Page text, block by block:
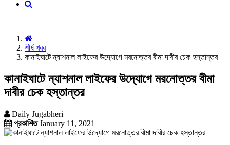
শীর্ষ খবর
কানাইঘাটে ন্যাশনাল লাইফের উদ্যোগে মরনোত্তর বীমা দাবীর চেক হস্তান্তর
কানাইঘাটে ন্যাশনাল লাইফের উদ্যোগে মরনোত্তর বীমা
দাবীর চেক হস্তান্তর
Daily Jugabheri
প্রকাশিতJanuary 11, 2021